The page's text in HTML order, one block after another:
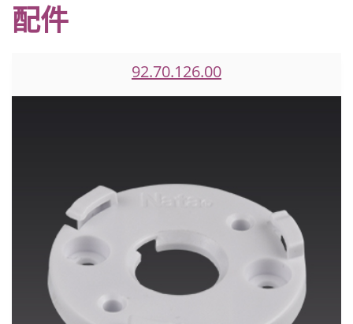
配件
92.70.126.00